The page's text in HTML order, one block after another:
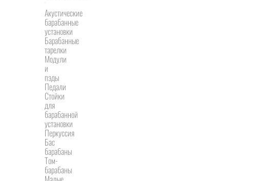
Акустические
барабанные
установки
Барабанные
тарелки
Модули
и
пэды
Педали
Стойки
для
барабанной
установки
Перкуссия
Бас
барабаны
Том-
барабаны